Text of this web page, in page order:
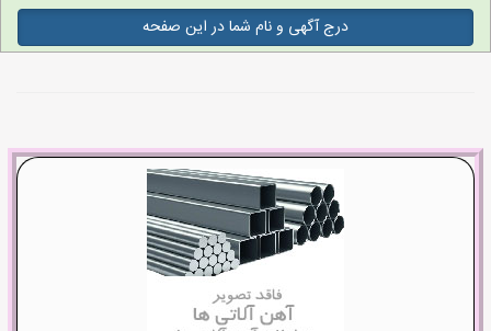
درج آگهی و نام شما در این صفحه